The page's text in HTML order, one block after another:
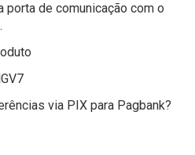
porta de comunicação com o
via PIX para Pagbank?